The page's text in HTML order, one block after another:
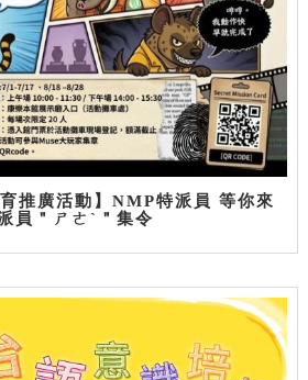
推廣活動】NMP特派員 等你來
員＂ㄕㄜˋ＂集令